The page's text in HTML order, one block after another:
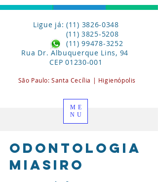
Odontologia
miasiro
Ligue já: (11) 3826-0348
(11) 3825-5208
(11) 99478-3252
Rua Dr. Albuquerque Lins, 94
CEP01230-001
São Paulo:Santa Cecília | Higienópolis
ME
NU